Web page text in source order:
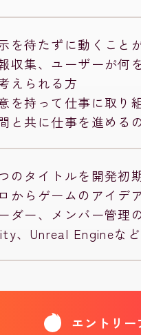
を待たずに動くこと
収集、ユーザーが何
えられる方
を持って仕事に取り
と共に仕事を進める
のタイトルを開発初
からゲームのアイデ
ダー、メンバー管理
、Unreal Engineな
エントリー